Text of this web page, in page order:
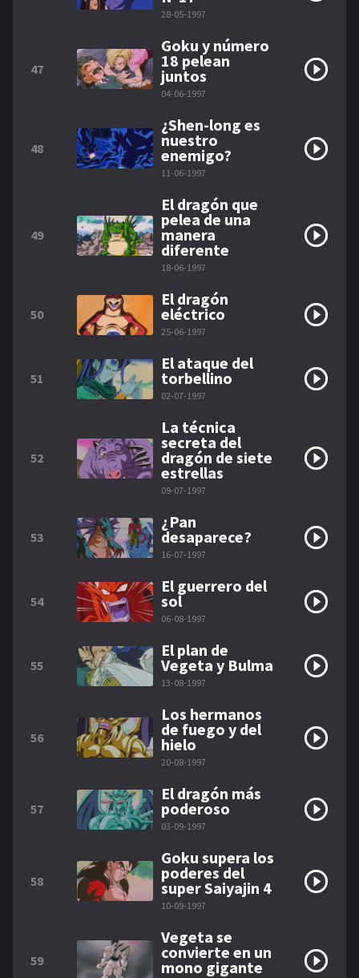
28-05-1997
47
Goku y número
18 pelean
juntos
04-06-1997
48
¿Shen-long es
nuestro
enemigo?
11-06-1997
49
El dragón que
pelea de una
manera
diferente
18-06-1997
50
El dragón
eléctrico
25-06-1997
51
El ataque del
torbellino
02-07-1997
52
La técnica
secreta del
dragón de siete
estrellas
09-07-1997
53
¿Pan
desaparece?
16-07-1997
54
El guerrero del
sol
06-08-1997
55
El plan de
Vegeta y Bulma
13-08-1997
56
Los hermanos
de fuego y del
hielo
20-08-1997
57
El dragón más
poderoso
03-09-1997
58
Goku supera los
poderes del
super Saiyajin 4
10-09-1997
59
Vegeta se
convierte en un
mono gigante